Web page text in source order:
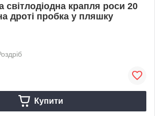
світлодіодна крапля роси 20
дроті пробка у пляшку
Купити